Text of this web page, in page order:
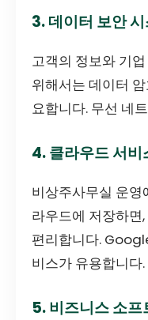
3. 데이터 보안
고객의 정보와 기
위해서는 데이터
요합니다. 무선 네
4. 클라우드 서비
비상주사무실 운영
라우드에 저장하면
편리합니다.
비스가 유용합니다.
5. 비즈니스 소프